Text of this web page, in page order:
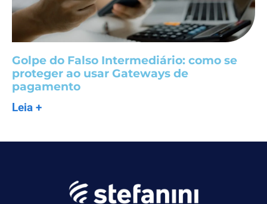
Golpe do Falso Intermediário: como se
proteger ao usar Gateways de
pagamento
Leia +